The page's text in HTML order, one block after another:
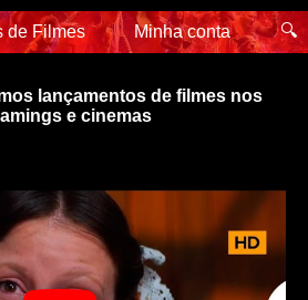
de Filmes Minha conta 🔍
lançamentos de filmes nos
e cinemas